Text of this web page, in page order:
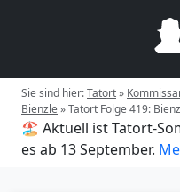
Sie sind hier:Tatort»
Bienzle»Tatort Folge 419:
🏖️ Aktuell ist Tatort-
es ab 13 September.